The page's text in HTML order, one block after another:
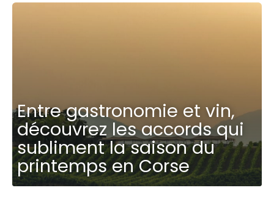
Entre gastronomie et vin,
découvrez les accords qui
subliment la saison du
printemps en Corse